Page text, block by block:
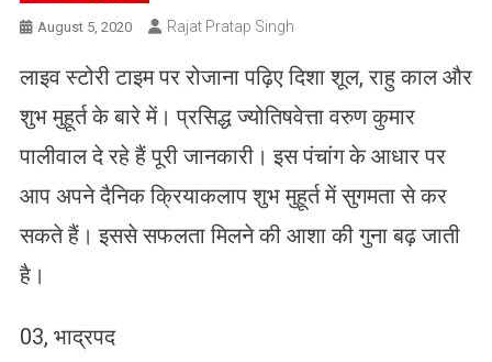
August 5, 2020 Rajat Pratap Singh
लाइव स्टोरी टाइम पर रोजाना पढ़िए दिशा शूल, राहु काल और
शुभ मुहूर्त के बारे में। प्रसिद्ध ज्योतिषवेत्ता वरुण कुमार
पालीवाल दे रहे हैं पूरी जानकारी। इस पंचांग के आधार पर
आप अपने दैनिक क्रियाकलाप शुभ मुहूर्त में सुगमता से कर
सकते हैं। इससे सफलता मिलने की आशा की गुना बढ़ जाती
है।
03, भाद्रपद